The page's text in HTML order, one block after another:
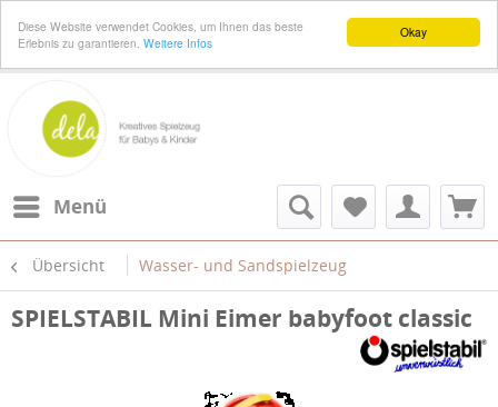
Okay
Diese Website verwendet Cookies, um Ihnen das beste
Erlebnis zu garantieren. Weitere Infos
Menü
Übersicht Wasser- und Sandspielzeug
SPIELSTABIL Mini Eimer babyfoot classic